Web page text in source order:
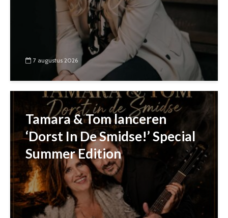
7 augustus 2026
Tamara & Tom lanceren
‘Dorst In De Smidse!’ Special
Summer Edition